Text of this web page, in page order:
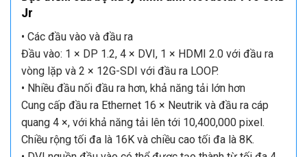
Jr
• Các đầu vào và đầu ra
Đầu vào: 1 × DP 1.2, 4 × DVI, 1 × HDMI 2.0 với đầu ra
vòng lặp và 2 × 12G-SDI với đầu ra LOOP.
• Nhiều đầu nối đầu ra hơn, khả năng tải lớn hơn
Cung cấp đầu ra Ethernet 16 × Neutrik và đầu ra cáp
quang 4 ×, với khả năng tải lên tới 10,400,000 pixel.
Chiều rộng tối đa là 16K và chiều cao tối đa là 8K.